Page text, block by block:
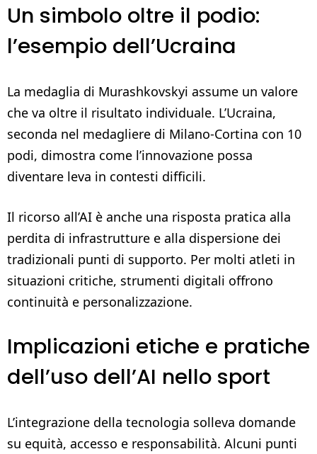
Un simbolo oltre il podio:
l’esempio dell’Ucraina
La medaglia di Murashkovskyi assume un valore
che va oltre il risultato individuale. L’Ucraina,
seconda nel medagliere di Milano-Cortina con 10
podi, dimostra come l’innovazione possa
diventare leva in contesti difficili.
Il ricorso all’AI è anche una risposta pratica alla
perdita di infrastrutture e alla dispersione dei
tradizionali punti di supporto. Per molti atleti in
situazioni critiche, strumenti digitali offrono
continuità e personalizzazione.
Implicazioni etiche e pratiche
dell’uso dell’AI nello sport
L’integrazione della tecnologia solleva domande
su equità, accesso e responsabilità. Alcuni punti